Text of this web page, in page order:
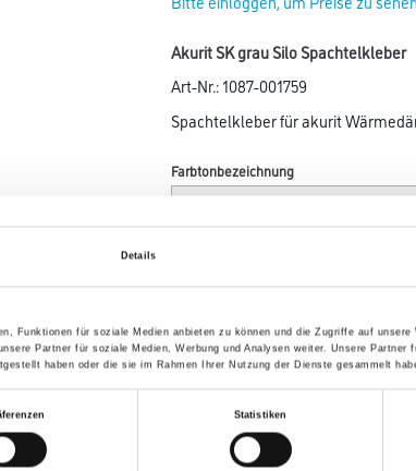
Details
Funktionen für soziale Medien anbieten zu können und die Zugriffe auf unsere
Partner für soziale Medien, Werbung und Analysen weiter. Unsere Partner
haben oder die sie im Rahmen Ihrer Nutzung der Dienste gesammelt
Statistiken
Akurit SK grau Silo Spachtelkleber
Art-Nr.:1087-001759
Spachtelkleber für akurit
Farbtonbezeichnung